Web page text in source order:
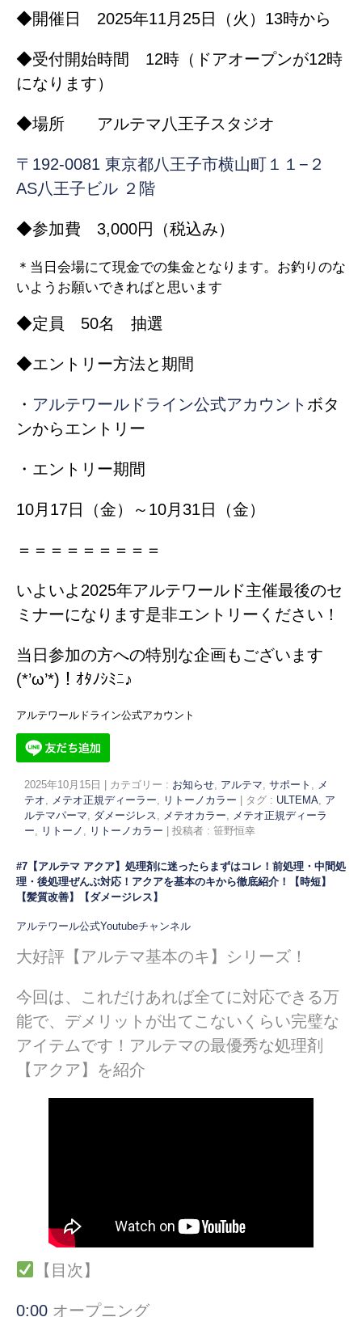
◆開催日 2025年11月25日（火）13時から
◆受付開始時間 12時（ドアオープンが12時
になります）
◆場所 アルテマ八王子スタジオ
〒192-0081 東京都八王子市横山町１１−２
AS八王子ビル ２階
◆参加費 3,000円（税込み）
＊当日会場にて現金での集金となります。お釣りのな
いようお願いできればと思います
◆定員 50名 抽選
◆エントリー方法と期間
・ アルテワールドライン公式アカウント ボタ
ンからエントリー
・エントリー期間
10月17日（金）～10月31日（金）
＝＝＝＝＝＝＝＝＝
いよいよ2025年アルテワールド主催最後のセ
ミナーになります是非エントリーください！
当日参加の方への特別な企画もございます
(*’ω’*)！ｵﾀﾉｼﾐﾆ♪
アルテワールドライン公式アカウント
2025年10月15日 カテゴリー : お知らせ, アルテマ, サポート , メ
テオ, メテオ正規ディーラー, リトーノカラー タグ : ULTEMA, ア
ルテマパーマ, ダメージレス, メテオカラー, メテオ正規ディーラ
ー, リトーノ , リトーノカラー 投稿者 : 笹野恒幸
#7【アルテマ アクア】処理剤に迷ったらまずはコレ！前処理・中間処
理・後処理ぜんぶ対応！アクアを基本のキから徹底紹介！【時短】
【髪質改善】【ダメージレス】
アルテワール公式Youtubeチャンネル
大好評【アルテマ基本のキ】シリーズ！
今回は、これだけあれば全てに対応できる万
能で、デメリットが出てこないくらい完璧な
アイテムです！アルテマの最優秀な処理剤
【アクア】を紹介
【目次】
0:00 オープニング